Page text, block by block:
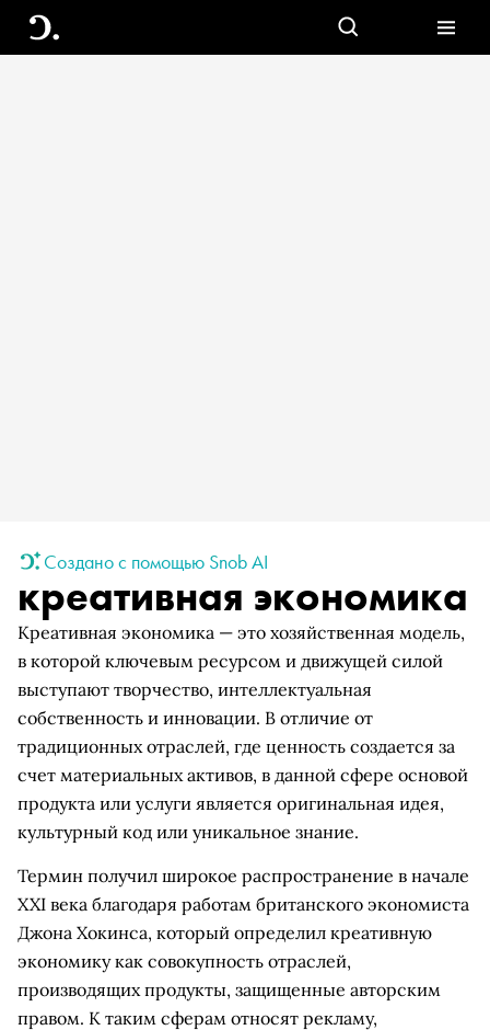
Создано с помощью Snob AI
креативная экономика
Креативная экономика — это хозяйственная модель,
в которой ключевым ресурсом и движущей силой
выступают творчество, интеллектуальная
собственность и инновации. В отличие от
традиционных отраслей, где ценность создается за
счет материальных активов, в данной сфере основой
продукта или услуги является оригинальная идея,
культурный код или уникальное знание.
Термин получил широкое распространение в начале
XXI века благодаря работам британского экономиста
Джона Хокинса, который определил креативную
экономику как совокупность отраслей,
производящих продукты, защищенные авторским
правом. К таким сферам относят рекламу,